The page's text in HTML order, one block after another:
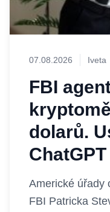
07.08.2026 Iveta
FBI
dolarů.
ChatGPT
Americké úřady
FBI Patricka